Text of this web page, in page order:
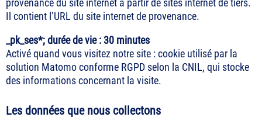
provenance du site internet à partir de sites internet de tiers.
Il contient l’URL du site internet de provenance.
_pk_ses*; durée de vie : 30 minutes
Activé quand vous visitez notre site : cookie utilisé par la
solution Matomo conforme RGPD selon la CNIL, qui stocke
des informations concernant la visite.
Les données que nous collectons